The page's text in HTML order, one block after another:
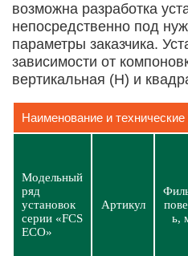
возможна разработка
непосредственно под
параметры заказчика.
зависимости от
вертикальная (H) и
Наименование и
Модельный
ряд
установок
серии «FCS
ECO»
Артикул
ь,